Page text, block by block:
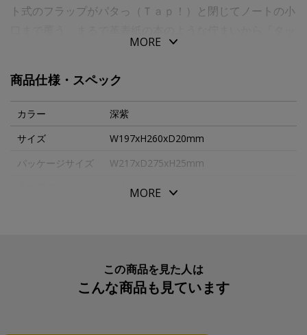
ト式のフラップがパタっ（Ｔａｐ！）と閉じてノートの小
プフォリオ」と名付けました。
れたデザインとカバー内側のピッグスエードが、ノートと
カバーの一体感を高めています。段差が生じないよう長く
設けられた差し込み口は、革製の下敷きのように快適な筆
記をサポート。日本の伝統色など「和」の要素を取り入れ
た上品な色彩と、シンプルでモダンなフォルム、そしてや
【開いた時のサイズ】Ｗ４２１×Ｈ２６０ｍｍ
※名入れはページを開いて右端の中央に横向きで入りま
MORE
商品仕様・スペック
カラー
深紫
サイズ
W197xH260xD20mm
パッケージサイズ
W217xD275xH25mm
241g
１冊
RZL081
MORE
この商品を見た人は
こんな商品も見ています